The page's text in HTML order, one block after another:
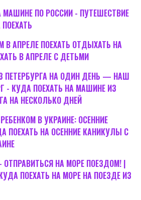
МАШИНЕ ПО РОССИИ - ПУТЕШЕСТВИЕ
В АПРЕЛЕ ПОЕХАТЬ ОТДЫХАТЬ НА
В АПРЕЛЕ С ДЕТЬМИ
ПЕТЕРБУРГА НА ОДИН ДЕНЬ — НАШ
- КУДА ПОЕХАТЬ НА МАШИНЕ ИЗ
НА НЕСКОЛЬКО ДНЕЙ
В УКРАИНЕ: ОСЕННИЕ
ПОЕХАТЬ НА ОСЕННИЕ КАНИКУЛЫ С
НА МОРЕ ПОЕЗДОМ! |
ПОЕХАТЬ НА МОРЕ НА ПОЕЗДЕ ИЗ